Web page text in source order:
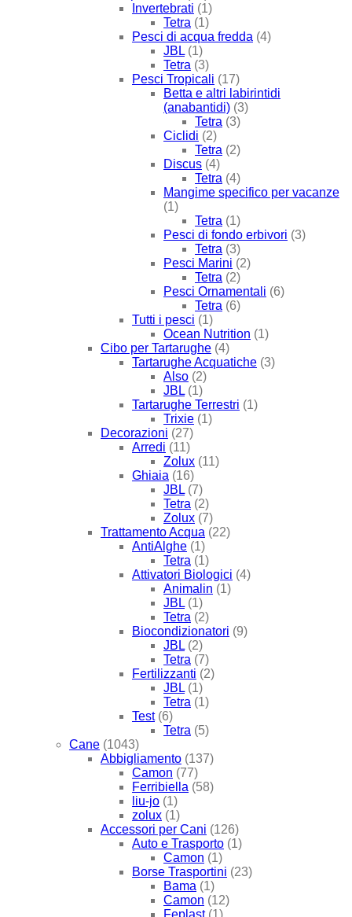
Invertebrati (1)
Tetra (1)
Pesci di acqua fredda (4)
JBL (1)
Tetra (3)
Pesci Tropicali (17)
Betta e altri labirintidi
(anabantidi) (3)
Tetra (3)
Ciclidi (2)
Tetra (2)
Discus (4)
Tetra (4)
Mangime specifico per vacanze
(1)
Tetra (1)
Pesci di fondo erbivori (3)
Tetra (3)
Pesci Marini (2)
Tetra (2)
Pesci Ornamentali (6)
Tetra (6)
Tutti i pesci (1)
Ocean Nutrition (1)
Cibo per Tartarughe (4)
Tartarughe Acquatiche (3)
Also (2)
JBL (1)
Tartarughe Terrestri (1)
Trixie (1)
Decorazioni (27)
Arredi (11)
Zolux (11)
Ghiaia (16)
JBL (7)
Tetra (2)
Zolux (7)
Trattamento Acqua (22)
AntiAlghe (1)
Tetra (1)
Attivatori Biologici (4)
Animalin (1)
JBL (1)
Tetra (2)
Biocondizionatori (9)
JBL (2)
Tetra (7)
Fertilizzanti (2)
JBL (1)
Tetra (1)
Test (6)
Tetra (5)
Cane (1043)
Abbigliamento (137)
Camon (77)
Ferribiella (58)
liu-jo (1)
zolux (1)
Accessori per Cani (126)
Auto e Trasporto (1)
Camon (1)
Borse Trasportini (23)
Bama (1)
Camon (12)
Feplast (1)